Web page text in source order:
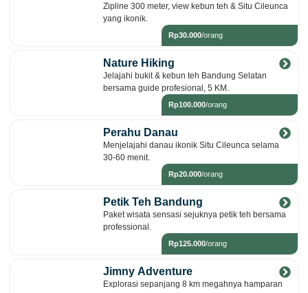
Zipline 300 meter, view kebun teh & Situ Cileunca
yang ikonik.
Rp30.000/orang
Nature Hiking
Jelajahi bukit & kebun teh Bandung Selatan
bersama guide profesional, 5 KM.
Rp100.000/orang
Perahu Danau
Menjelajahi danau ikonik Situ Cileunca selama
30-60 menit.
Rp20.000/orang
Petik Teh Bandung
Paket wisata sensasi sejuknya petik teh bersama
professional.
Rp125.000/orang
Jimny Adventure
Explorasi sepanjang 8 km megahnya hamparan